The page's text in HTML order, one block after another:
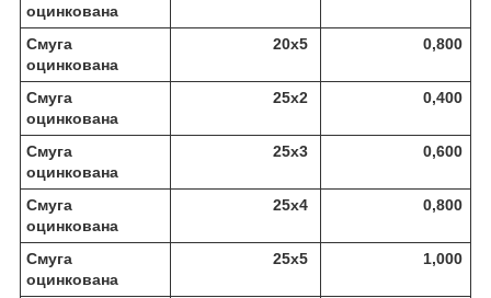
оцинкована
Смуга
оцинкована
20х5 0,800
Смуга
оцинкована
25х2 0,400
Смуга
оцинкована
25х3 0,600
Смуга
оцинкована
25х4 0,800
Смуга
оцинкована
25х5 1,000